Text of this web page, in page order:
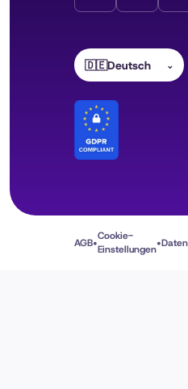
🇩🇪Deutsch ⌄
AGB•Cookie-
Einstellungen•